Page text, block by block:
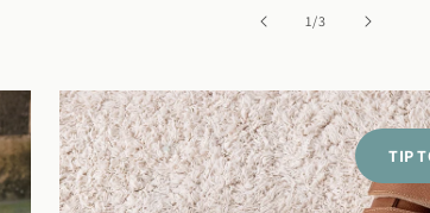
1/de
3
TIP